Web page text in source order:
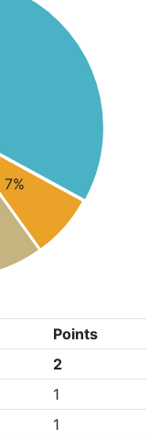
7%
Points
2
1
1